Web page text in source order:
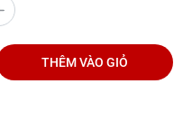
THÊM VÀO GIỎ